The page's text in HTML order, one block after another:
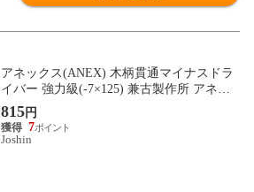
アネックス(ANEX) 木柄貫通マイナスドラ
イバー 強力級(-7×125) 兼古製作所 アネッ
クスツール 170-7-125 【返品種別B】
815円
7
Joshin